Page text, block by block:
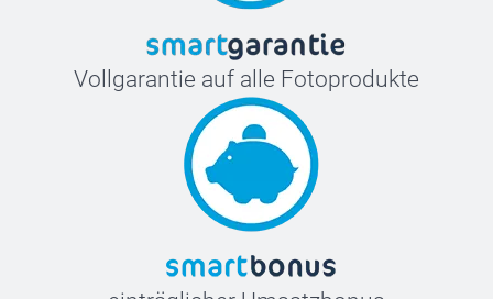
Vollgarantie auf alle Fotoprodukte